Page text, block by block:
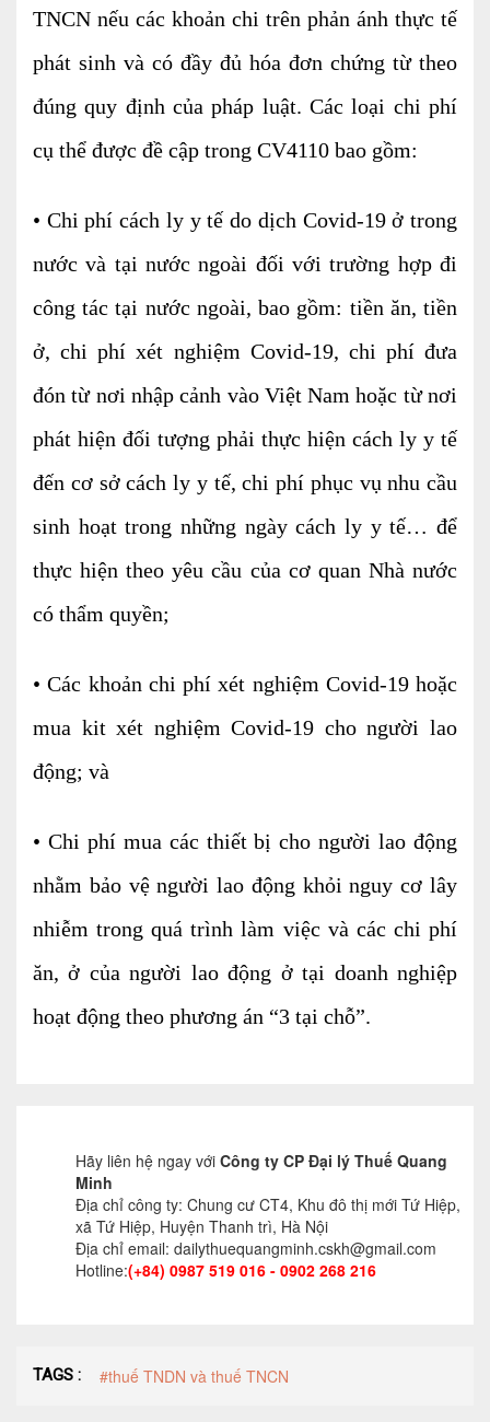
Tư vấn tổ chức bộ máy kế toán
Cung cấp DV Kế toán trưởng và Kế toán
viên
Dịch vụ Doanh nghiệp
Dịch vụ thẩm định giá
Thi công, lắp đặt nhôm kính
TIN TỨC VĂN BẢN PHÁP LUẬT TƯ VẤN HỎI ĐÁP
TNCN nếu các khoản chi trên phản ánh thực tế
phát sinh và có đầy đủ hóa đơn chứng từ theo
đúng quy định của pháp luật. Các loại chi phí
cụ thể được đề cập trong CV4110 bao gồm:
• Chi phí cách ly y tế do dịch Covid-19 ở trong
nước và tại nước ngoài đối với trường hợp đi
công tác tại nước ngoài, bao gồm: tiền ăn, tiền
ở, chi phí xét nghiệm Covid-19, chi phí đưa
đón từ nơi nhập cảnh vào Việt Nam hoặc từ nơi
phát hiện đối tượng phải thực hiện cách ly y tế
đến cơ sở cách ly y tế, chi phí phục vụ nhu cầu
sinh hoạt trong những ngày cách ly y tế… để
thực hiện theo yêu cầu của cơ quan Nhà nước
có thẩm quyền;
• Các khoản chi phí xét nghiệm Covid-19 hoặc
mua kit xét nghiệm Covid-19 cho người lao
động; và
• Chi phí mua các thiết bị cho người lao động
nhằm bảo vệ người lao động khỏi nguy cơ lây
nhiễm trong quá trình làm việc và các chi phí
ăn, ở của người lao động ở tại doanh nghiệp
hoạt động theo phương án “3 tại chỗ”.
Hãy liên hệ ngay với Công ty CP Đại lý Thuế Quang
Minh
Địa chỉ công ty: Chung cư CT4, Khu đô thị mới Tứ Hiệp,
xã Tứ Hiệp, Huyện Thanh trì, Hà Nội
Địa chỉ email: dailythuequangminh.cskh@gmail.com
Hotline:(+84) 0987 519 016 - 0902 268 216
TAGS : #thuế TNDN và thuế TNCN